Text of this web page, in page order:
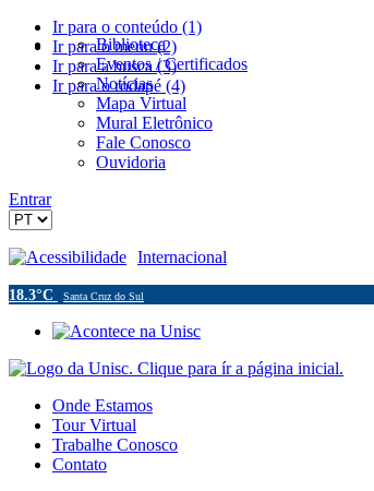
Ir para o conteúdo (1)
Ir para o menu (2)
Ir para a busca (3)
Ir para o rodapé (4)
Biblioteca
Eventos / Certificados
Notícias
Mapa Virtual
Mural Eletrônico
Fale Conosco
Ouvidoria
Entrar
Acessibilidade Internacional
18.3°C Santa Cruz do Sul
Onde Estamos
Tour Virtual
Trabalhe Conosco
Contato